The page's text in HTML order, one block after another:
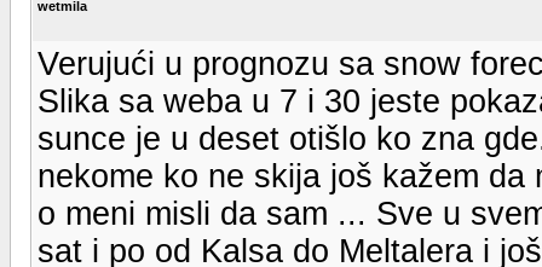
wetmila
Verujući u prognozu sa snow
Slika sa weba u 7 i 30 jeste
sunce je u deset otišlo ko zna
nekome ko ne skija još kažem
o meni misli da sam ... Sve u
sat i po od Kalsa do Meltalera i